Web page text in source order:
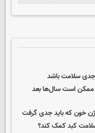
ممکن است سال‌ها بعد
کبد کمک کند؟